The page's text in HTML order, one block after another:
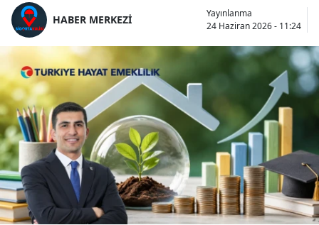
HABER MERKEZİ
Yayınlanma
24 Haziran 2026 - 11:24